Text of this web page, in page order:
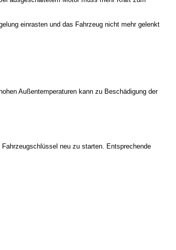
einrasten und das Fahrzeug nicht mehr gelenkt
Außentemperaturen kann zu Beschädigung der
neu zu starten. Entsprechende